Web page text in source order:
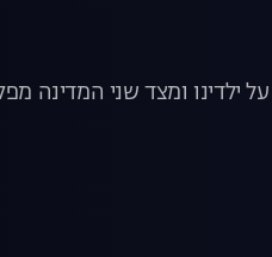
ילדינו ומצד שני המדינה